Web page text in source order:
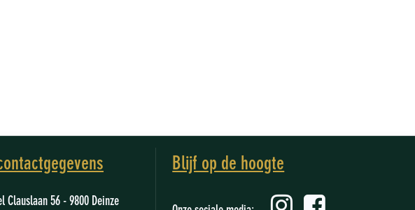
Clauslaan 56 - 9800 Deinze
Blijf op de hoogte